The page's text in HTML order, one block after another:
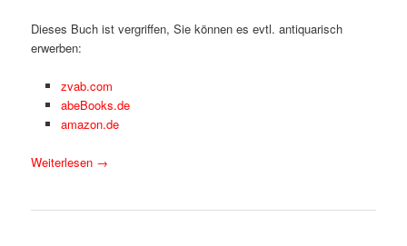
Dieses Buch ist vergriffen, Sie können es evtl. antiquarisch
erwerben:
zvab.com
abeBooks.de
amazon.de
Weiterlesen →